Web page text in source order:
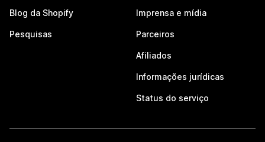
Blog da Shopify
Pesquisas
Imprensa e mídia
Parceiros
Afiliados
Informações jurídicas
Status do serviço